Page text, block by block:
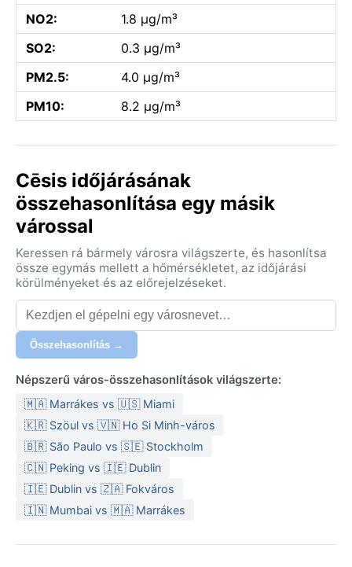
NO2:
1.8 µg/m³
SO2:
0.3 µg/m³
PM2.5:
4.0 µg/m³
PM10:
8.2 µg/m³
Cēsis időjárásának
összehasonlítása egy másik
várossal
Keressen rá bármely városra világszerte, és hasonlítsa
össze egymás mellett a hőmérsékletet, az időjárási
körülményeket és az előrejelzéseket.
Összehasonlítás →
Népszerű város-összehasonlítások világszerte:
🇲🇦 Marrákes vs 🇺🇸 Miami
🇰🇷 Szöul vs 🇻🇳 Ho Si Minh-város
🇧🇷 São Paulo vs 🇸🇪 Stockholm
🇨🇳 Peking vs 🇮🇪 Dublin
🇮🇪 Dublin vs 🇿🇦 Fokváros
🇮🇳 Mumbai vs 🇲🇦 Marrákes